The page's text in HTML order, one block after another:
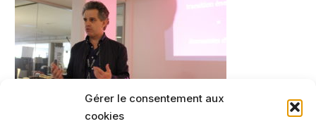
Gérer le consentement aux
cookies